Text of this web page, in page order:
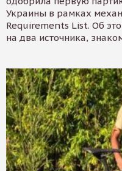
Украины в рамках
Requirements List. Об
на два источника,